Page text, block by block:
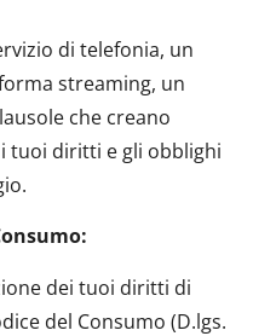
di telefonia, un
streaming, un
che creano
tuoi diritti e gli obblighi
dei tuoi diritti di
del Consumo (D.lgs.